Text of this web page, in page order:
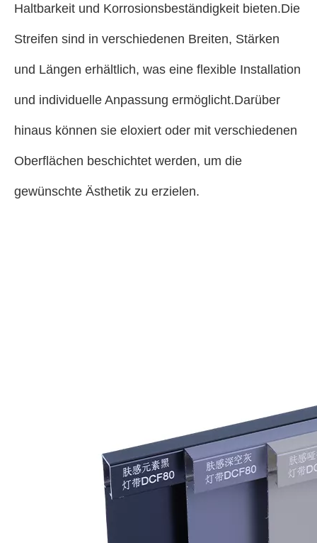
Haltbarkeit und Korrosionsbeständigkeit bieten.Die
Streifen sind in verschiedenen Breiten, Stärken
und Längen erhältlich, was eine flexible Installation
und individuelle Anpassung ermöglicht.Darüber
hinaus können sie eloxiert oder mit verschiedenen
Oberflächen beschichtet werden, um die
gewünschte Ästhetik zu erzielen.